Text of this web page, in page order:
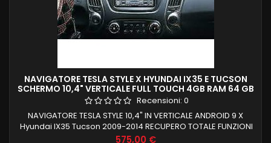
NAVIGATORE TESLA STYLE X HYUNDAI IX35 E TUCSON
SCHERMO 10,4" VERTICALE FULL TOUCH 4GB RAM 64 GB
ROM CARPLAY GIANTECH PREMIUM
Recensioni: 0
NAVIGATORE TESLA STYLE 10,4" IN VERTICALE ANDROID 9 X
Hyundai IX35 Tucson 2009-2014 RECUPERO TOTALE FUNZIONI
DI BORDO E COMANDI AL VOLANTE 4GB RAM 64 GB ROM CON
Prezzo
575,00 €